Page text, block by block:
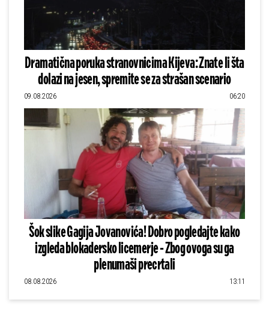
Dramatična poruka stranovnicima Kijeva: Znate li šta
dolazi na jesen, spremite se za strašan scenario
09.08.2026 06:20
Šok slike Gagija Jovanovića! Dobro pogledajte kako
izgleda blokadersko licemerje - Zbog ovoga su ga
plenumaši precrtali
08.08.2026 13:11